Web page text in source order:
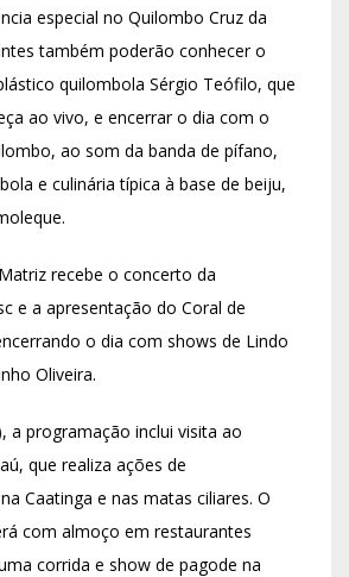
especial no Quilombo Cruz da
também poderão conhecer o
quilombola Sérgio Teófilo, que
ao vivo, e encerrar o dia com o
ao som da banda de pífano,
e culinária típica à base de beiju,
recebe o concerto da
e a apresentação do Coral de
o dia com shows de Lindo
Oliveira.
a programação inclui visita ao
que realiza ações de
Caatinga e nas matas ciliares. O
com almoço em restaurantes
corrida e show de pagode na